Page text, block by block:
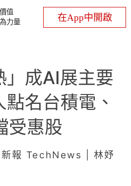
值
力量
在App中開啟
」成AI展主要
名台積電、
受惠股
新報 TechNews | 林妤